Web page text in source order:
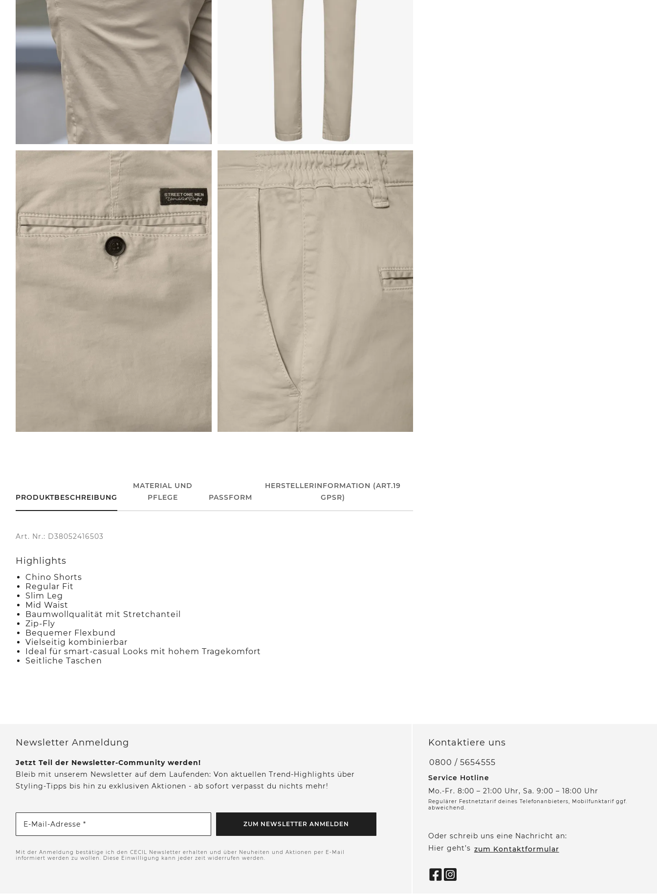
PRODUKTBESCHREIBUNG
MATERIAL UND
PFLEGE
PASSFORM
HERSTELLERINFORMATION (ART.19
GPSR)
Art. Nr.: D38052416503
Highlights
Chino Shorts
Regular Fit
Slim Leg
Mid Waist
Baumwollqualität mit Stretchanteil
Zip-Fly
Bequemer Flexbund
Vielseitig kombinierbar
Ideal für smart-casual Looks mit hohem Tragekomfort
Seitliche Taschen
Newsletter Anmeldung
Jetzt Teil der Newsletter-Community werden!
Bleib mit unserem Newsletter auf dem Laufenden: Von aktuellen Trend-Highlights über
Styling-Tipps bis hin zu exklusiven Aktionen - ab sofort verpasst du nichts mehr!
E-Mail-Adresse * ZUM NEWSLETTER ANMELDEN
Mit der Anmeldung bestätige ich den CECIL Newsletter erhalten und über Neuheiten und Aktionen per E-Mail
informiert werden zu wollen. Diese Einwilligung kann jeder zeit widerrufen werden.
Kontaktiere uns
0800 / 5654555
Service Hotline
Mo.-Fr. 8:00 – 21:00 Uhr, Sa. 9:00 – 18:00 Uhr
Regulärer Festnetztarif deines Telefonanbieters, Mobilfunktarif ggf.
abweichend.
Oder schreib uns eine Nachricht an:
Hier geht’s zum Kontaktformular